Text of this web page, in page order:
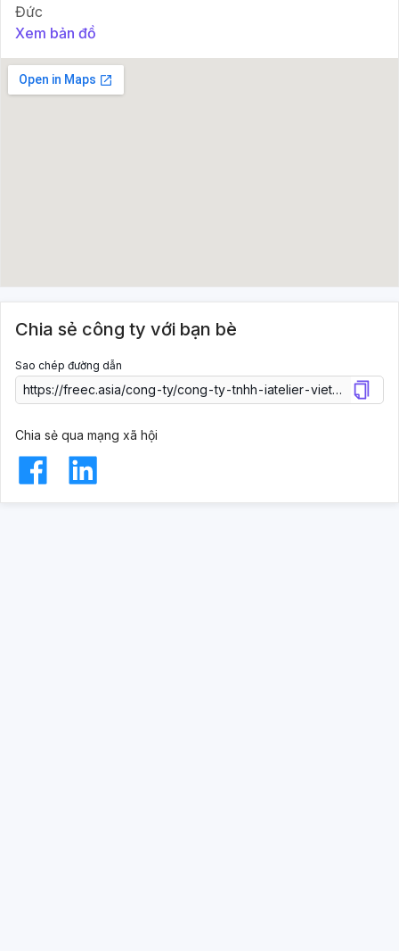
Đức
Xem bản đồ
Chia sẻ công ty với bạn bè
Sao chép đường dẫn
Chia sẻ qua mạng xã hội